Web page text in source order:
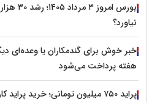
بورس
نیاورد؟
خبر خوش برای گندمکاران یا وعده‌ای
هفته پرداخت می‌شود
پراید ۷۵۰ میلیون تومانی؛ خرید پراید کارکرده منطقی‌تر است یا تیبا؟